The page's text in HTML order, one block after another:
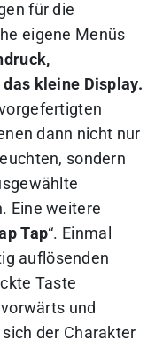
für die
eigene Menüs
kleine Display.
dann nicht nur
sondern
Eine weitere
Tap“. Einmal
auflösenden
Taste
und
der Charakter